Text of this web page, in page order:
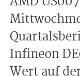
Infineon
Wert auf